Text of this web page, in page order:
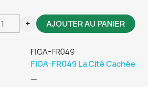
+ AJOUTER AU PANIER
FIGA-FR049
FIGA-FR049 La Cité Cachée
—